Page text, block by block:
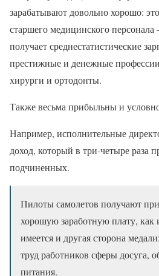
зарабатывают довольно хорошо:
старшего медицинского
получает среднестатистические
престижные и денежные
хирурги и ортодонты.
Также весьма прибыльны и
Например, исполнительные
доход, который в три-четыре раза
подчиненных.
Пилоты самолетов получают
хорошую заработную плату, как
имеется и другая сторона
труд работников сферы досуга,
питания.